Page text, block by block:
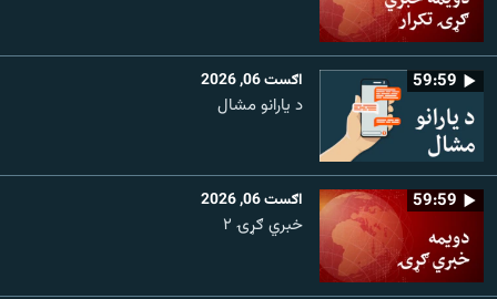
59:59 اګست 06, 2026
د یارانو مشال
59:59 اګست 06, 2026
خبري ګړۍ ۲